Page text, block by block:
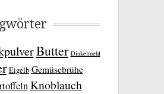
Butter Dinkelmehl
Eigelb Gemüsebrühe
Knoblauch